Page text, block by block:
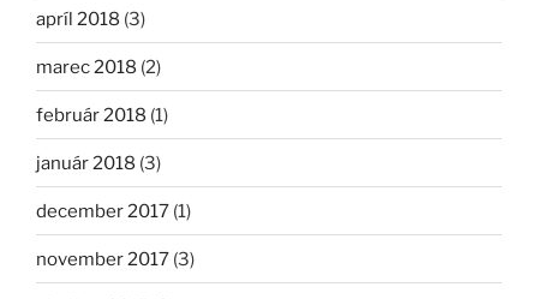
apríl 2018 (3)
marec 2018 (2)
február 2018 (1)
január 2018 (3)
december 2017 (1)
november 2017 (3)